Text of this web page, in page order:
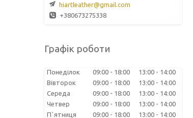
hiartleather@gmail.com
+380673275338
Графік роботи
Понеділок 09:00 18:00 13:00
14:00
Вівторок
09:00 18:00 13:00
14:00
Середа
09:00 18:00 13:00
14:00
Четвер
09:00 18:00 13:00
14:00
Пʼятниця
09:00 18:00 13:00
14:00